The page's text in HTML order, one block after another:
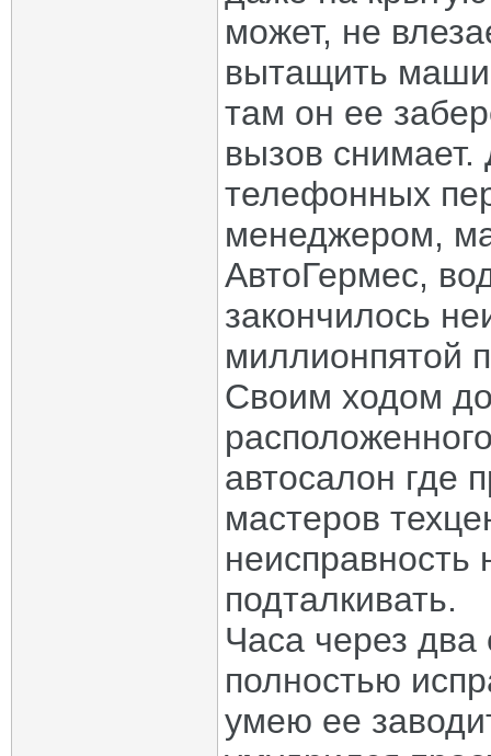
может, не
вытащить
там он ее
вызов
телефонных
менеджером,
АвтоГермес,
закончилось
миллионпятой
Своим ходом
автосалон где
мастеров
подталкивать.
Часа через
полностью
умею ее